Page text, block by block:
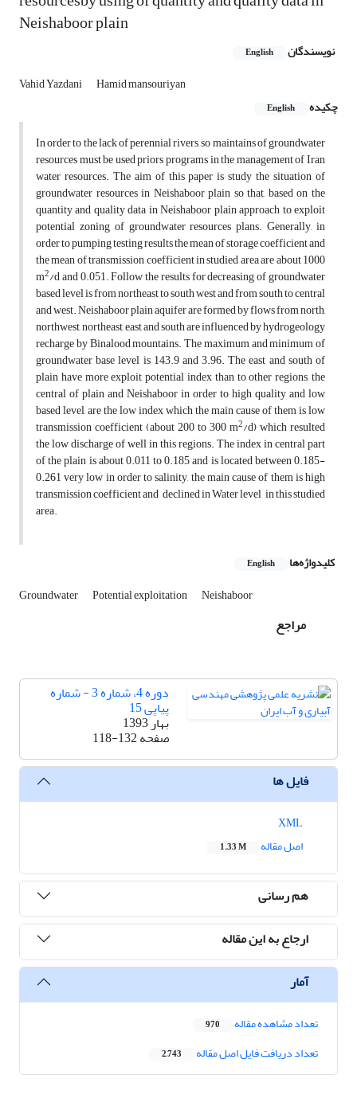
Neishaboor plain
نویسندگان English
Vahid Yazdani
Hamid mansouriyan
چکیده
English
In order to the lack of perennial rivers, so maintains of groundwater
resources must be used priors programs in the management of Iran
water resources. The aim of this paper is study the situation of
groundwater resources in Neishaboor plain so that, based on the
quantity and quality data in Neishaboor plain approach to exploit
potential zoning of groundwater resources plans. Generally, in
order to pumping testing results the mean of storage coefficient and
the mean of transmission coefficient in studied area are about 1000
m2/d and 0.051. Follow the results for decreasing of groundwater
based level is from northeast to south west and from south to central
and west. Neishaboor plain aquifer are formed by flows from north,
northwest, northeast, east and south are influenced by hydrogeology
recharge by Binalood mountains. The maximum and minimum of
groundwater base level is 143.9 and 3.96. The east and south of
plain have more exploit potential index than to other regions, the
central of plain and Neishaboor in order to high quality and low
based level, are the low index which the main cause of them is low
transmission coefficient (about 200 to 300 m2/d) which resulted
the low discharge of well in this regions. The index in central part
of the plain is about 0.011 to 0.185 and is located between 0.185-
0.261 very low in order to salinity, the main cause of them is high
transmission coefficient and declined in Water level in this studied
area.
کلیدواژه‌ها English
Groundwater Potential exploitation Neishaboor
مراجع
دوره 4، شماره 3 - شماره
پیاپی 15
بهار 1393
صفحه118-132
فایل ها
اصل مقاله
1.33 M
هم رسانی
ارجاع به این مقاله
آمار
تعداد مشاهده مقاله 970
تعداد دریافت فایل اصل مقاله 2,743